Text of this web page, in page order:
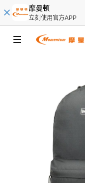
摩曼頓
立刻使用官方APP